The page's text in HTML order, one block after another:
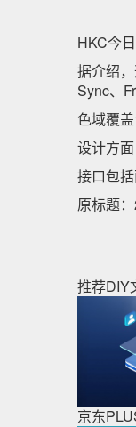
HKC今
据介绍
Sync、
色域覆
设计方
接口包
原标题
推荐DIY
京东